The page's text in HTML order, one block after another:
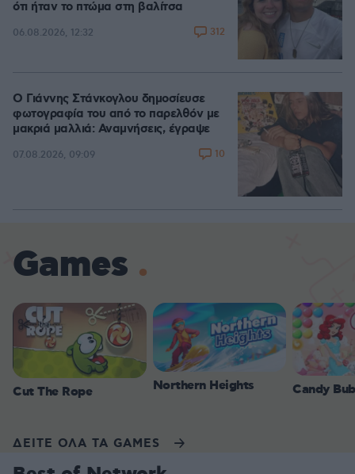
ότι ήταν το πτώμα στη βαλίτσα
06.08.2026, 12:32 312
Ο Γιάννης Στάνκογλου δημοσίευσε
φωτογραφία του από το παρελθόν με
μακριά μαλλιά: Αναμνήσεις, έγραψε
07.08.2026, 09:09 10
Games
Cut The Rope Northern Heights Candy
ΔΕΙΤΕ ΟΛΑ ΤΑ GAMES